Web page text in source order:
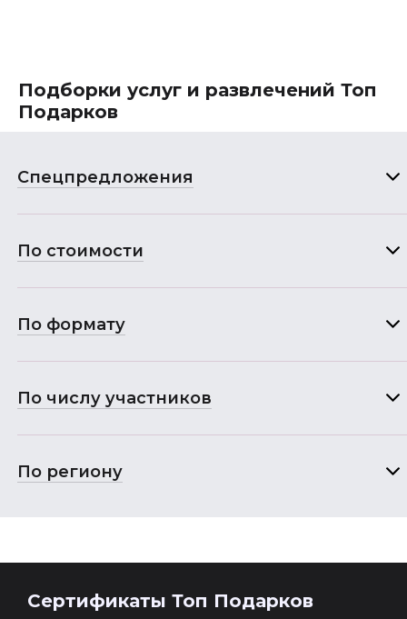
Подборки услуг и развлечений Топ
Подарков
Спецпредложения
По стоимости
По формату
По числу участников
По региону
Сертификаты Топ Подарков